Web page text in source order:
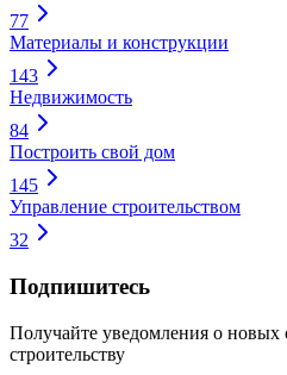
77
Материалы и конструкции
143
Недвижимость
84
Построить свой дом
145
Управление строительством
32
Подпишитесь
Получайте уведомления о новых
строительству